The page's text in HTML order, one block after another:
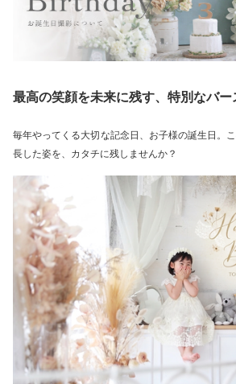
最高の笑顔を未来に残す、特別なバー
毎年やってくる大切な記念日、お子様の誕生日。
長した姿を、カタチに残しませんか？